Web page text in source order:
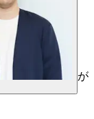
が